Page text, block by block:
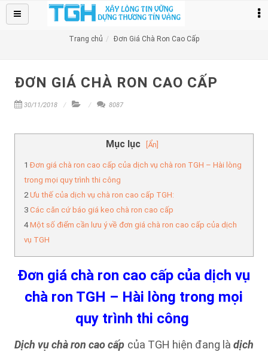
TRANG CHỦ
+
DỊCH VỤ CHỐNG THẤM +
Thi Công
TIN TỨC
Trang chủ Đơn Giá Chà Ron Cao Cấp
ĐƠN GIÁ CHÀ RON CAO CẤP
30/11/2018 8087
Mục lục [Ẩn]
Đơn giá chà ron cao cấp của dịch vụ chà ron TGH – Hài lòng
trong mọi quy trình thi công
Ưu thế của dịch vụ chà ron cao cấp TGH:
Các căn cứ báo giá keo chà ron cao cấp
Một số điểm cần lưu ý về đơn giá chà ron cao cấp của dịch
vụ TGH
Đơn giá chà ron cao cấp của dịch vụ
chà ron TGH – Hài lòng trong mọi
quy trình thi công
Dịch vụ chà ron cao cấp của TGH hiện đang làdịch